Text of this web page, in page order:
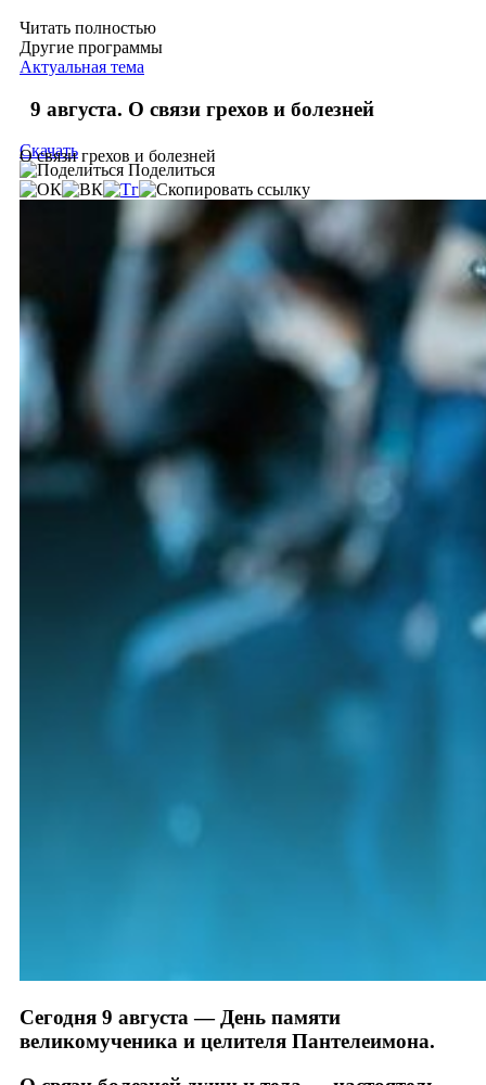
Читать полностью
Другие программы
Актуальная тема
9 августа. О связи грехов и болезней
О связи грехов и болезней
Скачать
Поделиться
Сегодня 9 августа — День памяти
великомученика и целителя Пантелеимона.